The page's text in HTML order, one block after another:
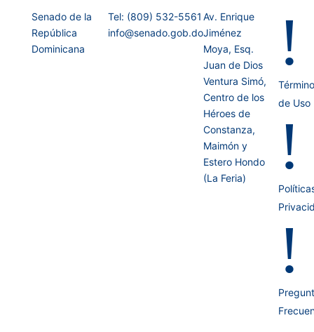
Senado de la
República
Dominicana
Tel: (809) 532-5561
info@senado.gob.do
Av. Enrique
Jiménez
Moya, Esq.
Juan de Dios
Ventura Simó,
Centro de los
Héroes de
Constanza,
Maimón y
Estero Hondo
(La Feria)
!
de Uso
!
!